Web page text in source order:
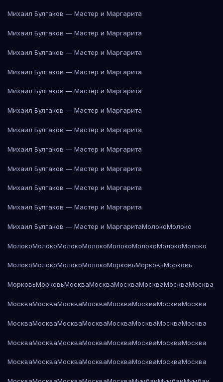
Михаил Булгаков — Мастер и Маргарита
Михаил Булгаков — Мастер и Маргарита
Михаил Булгаков — Мастер и Маргарита
Михаил Булгаков — Мастер и Маргарита
Михаил Булгаков — Мастер и Маргарита
Михаил Булгаков — Мастер и Маргарита
Михаил Булгаков — Мастер и Маргарита
Михаил Булгаков — Мастер и Маргарита
Михаил Булгаков — Мастер и Маргарита
Михаил Булгаков — Мастер и Маргарита
Михаил Булгаков — Мастер и Маргарита
Михаил Булгаков — Мастер и МаргаритаМолокоМолоко
МолокоМолокоМолокоМолокоМолокоМолокоМолокоМолоко
МолокоМолокоМолокоМолокоМорковьМорковьМорковь
МорковьМорковьМоскваМоскваМоскваМоскваМоскваМосква
МоскваМоскваМоскваМоскваМоскваМоскваМоскваМосква
МоскваМоскваМоскваМоскваМоскваМоскваМоскваМосква
МоскваМоскваМоскваМоскваМоскваМоскваМоскваМосква
МоскваМоскваМоскваМоскваМоскваМоскваМоскваМосква